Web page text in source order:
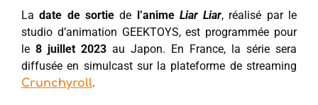
Ladate de sortiede l’anime Liar Liar, réalisé par le
studio d’animation GEEKTOYS, est programmée pour
le 8 juillet 2023 au Japon. En France, la série sera
diffusée en simulcast sur la plateforme de streaming
Crunchyroll.